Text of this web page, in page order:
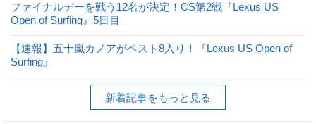
ファイナルデーを戦う12名が決定！CS第2戦『Lexus US
Open of Surfing』5日目
【速報】五十嵐カノアがベスト8入り！『Lexus US Open of
Surfing』
新着記事をもっと見る